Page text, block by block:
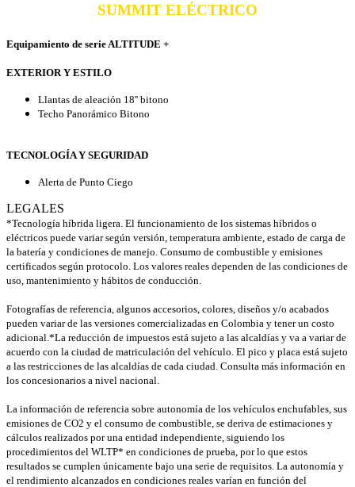
SUMMIT ELÉCTRICO
Equipamiento de serie ALTITUDE +
EXTERIOR Y ESTILO
Llantas de aleación 18'' bitono
Techo Panorámico Bitono
TECNOLOGÍA Y SEGURIDAD
Alerta de Punto Ciego
LEGALES
*Tecnología híbrida ligera. El funcionamiento de los sistemas híbridos o
eléctricos puede variar según versión, temperatura ambiente, estado de carga de
la batería y condiciones de manejo. Consumo de combustible y emisiones
certificados según protocolo. Los valores reales dependen de las condiciones de
uso, mantenimiento y hábitos de conducción.
Fotografías de referencia, algunos accesorios, colores, diseños y/o acabados
pueden variar de las versiones comercializadas en Colombia y tener un costo
adicional.*La reducción de impuestos está sujeto a las alcaldías y va a variar de
acuerdo con la ciudad de matriculación del vehículo. El pico y placa está sujeto
a las restricciones de las alcaldías de cada ciudad. Consulta más información en
los concesionarios a nivel nacional.
La información de referencia sobre autonomía de los vehículos enchufables, sus
emisiones de CO2 y el consumo de combustible, se deriva de estimaciones y
cálculos realizados por una entidad independiente, siguiendo los
procedimientos del WLTP* en condiciones de prueba, por lo que estos
resultados se cumplen únicamente bajo una serie de requisitos. La autonomía y
el rendimiento alcanzados en condiciones reales varían en función del